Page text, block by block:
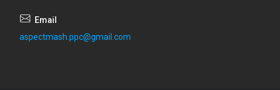
aspectmash.ppc@gmail.com